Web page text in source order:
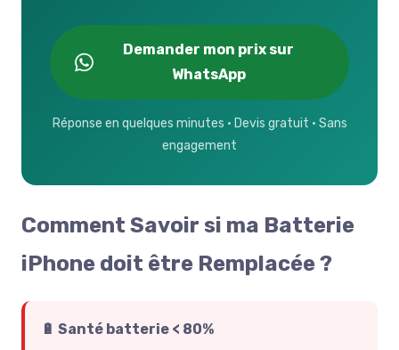
Demander mon prix sur
WhatsApp
Réponse en quelques minutes · Devis gratuit · Sans
engagement
Comment Savoir si ma Batterie
iPhone doit être Remplacée ?
🔋 Santé batterie < 80%